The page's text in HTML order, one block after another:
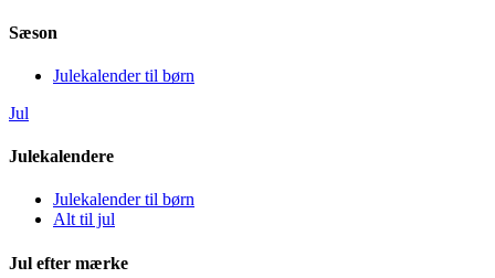
Sæson
Julekalender til børn
Jul
Julekalendere
Julekalender til børn
Alt til jul
Jul efter mærke